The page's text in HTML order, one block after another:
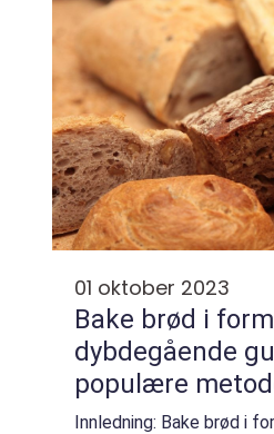
målinger, trinnvise ...
01 oktober 2023
Bake brød i
dybdegående
populære
historisk
Innledning: Bake brød i